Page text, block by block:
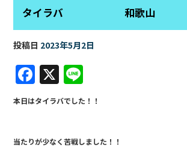
タイラバ 和歌山
投稿日 2023年5月2日
F
a
c
e
X
n
e
本日はタイラバでした！！
当たりが少なく苦戦しました！！